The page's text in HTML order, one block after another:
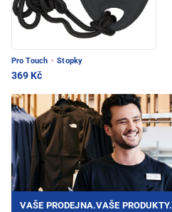
Pro Touch · Stopky
369 Kč
VAŠE PRODEJNA.VAŠE PRODUKTY.